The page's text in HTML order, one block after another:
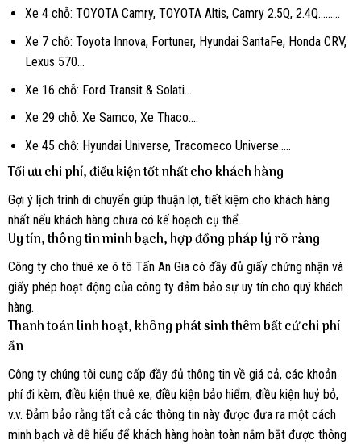
Xe 4 chỗ: TOYOTA Camry, TOYOTA Altis, Camry 2.5Q, 2.4Q………
Xe 7 chỗ: Toyota Innova, Fortuner, Hyundai SantaFe, Honda CRV,
Lexus 570…
Xe 16 chỗ: Ford Transit & Solati…
Xe 29 chỗ: Xe Samco, Xe Thaco….
Xe 45 chỗ: Hyundai Universe, Tracomeco Universe…..
Tối ưu chi phí, điều kiện tốt nhất cho khách hàng
Gợi ý lịch trình di chuyển giúp thuận lợi, tiết kiệm cho khách hàng
nhất nếu khách hàng chưa có kế hoạch cụ thể.
Uy tín, thông tin minh bạch, hợp đồng pháp lý rõ ràng
Công ty cho thuê xe ô tô Tấn An Gia có đầy đủ giấy chứng nhận và
giấy phép hoạt động của công ty đảm bảo sự uy tín cho quý khách
hàng.
Thanh toán linh hoạt, không phát sinh thêm bất cứ chi phí
ẩn
Công ty chúng tôi cung cấp đầy đủ thông tin về giá cả, các khoản
phí đi kèm, điều kiện thuê xe, điều kiện bảo hiểm, điều kiện huỷ bỏ,
v.v. Đảm bảo rằng tất cả các thông tin này được đưa ra một cách
minh bạch và dễ hiểu để khách hàng hoàn toàn nắm bắt được thông